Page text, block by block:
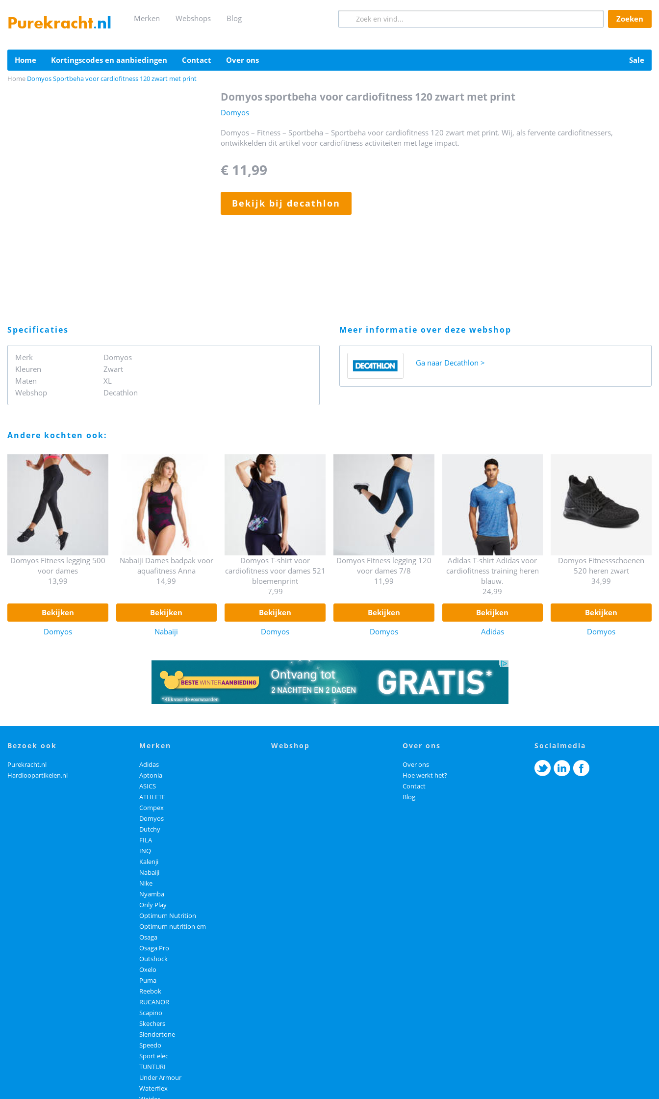
Purekracht.nl merken webshops blog zoeken
home kortingscodes en aanbiedingen contact over ons sale
Home Domyos Sportbeha voor cardiofitness 120 zwart met print
domyos sportbeha voor cardiofitness 120 zwart met print
Domyos
Domyos – Fitness – Sportbeha – Sportbeha voor cardiofitness 120 zwart met print. Wij, als fervente cardiofitnessers,
ontwikkelden dit artikel voor cardiofitness activiteiten met lage impact.
€ 11,99
bekijk bij decathlon
specificaties
Merk
Domyos
Kleuren
Zwart
Maten
XL
Webshop
Decathlon
meer informatie over deze webshop
Ga naar Decathlon
andere kochten ook:
Domyos Fitness legging 500
voor dames
13,99
bekijken
Domyos
Nabaiji Dames badpak voor
aquafitness Anna
14,99
bekijken
Nabaiji
Domyos T-shirt voor
cardiofitness voor dames 521
bloemenprint
7,99
bekijken
Domyos
Domyos Fitness legging 120
voor dames 7/8
11,99
bekijken
Domyos
Adidas T-shirt Adidas voor
cardiofitness training heren
blauw.
24,99
bekijken
Adidas
Domyos Fitnessschoenen
520 heren zwart
34,99
bekijken
Domyos
bezoek ook
Purekracht.nl
Hardloopartikelen.nl
merken
Adidas
Aptonia
ASICS
ATHLETE
Compex
Domyos
Dutchy
FILA
INQ
Kalenji
Nabaiji
Nike
Nyamba
Only Play
Optimum Nutrition
Optimum nutrition em
Osaga
Osaga Pro
Outshock
Oxelo
Puma
Reebok
RUCANOR
Scapino
Skechers
Slendertone
Speedo
Sport elec
TUNTURI
Under Armour
Waterflex
webshop over ons
Over ons
Hoe werkt het?
Contact
Blog
socialmedia